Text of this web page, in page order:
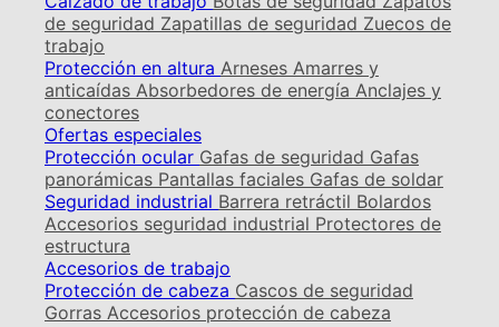
de seguridad Zapatillas de seguridad Zuecos de
trabajo
Protección en altura Arneses Amarres y
anticaídas Absorbedores de energía Anclajes y
conectores
Ofertas especiales
Protección ocular Gafas de seguridad Gafas
panorámicas Pantallas faciales Gafas de soldar
Seguridad industrial Barrera retráctil Bolardos
Accesorios seguridad industrial Protectores de
estructura
Accesorios de trabajo
Protección de cabeza Cascos de seguridad
Gorras Accesorios protección de cabeza